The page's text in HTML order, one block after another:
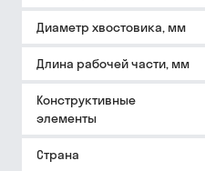
Диаметр хвостовика, мм
Длина рабочей части, мм
Конструктивные
элементы
Страна